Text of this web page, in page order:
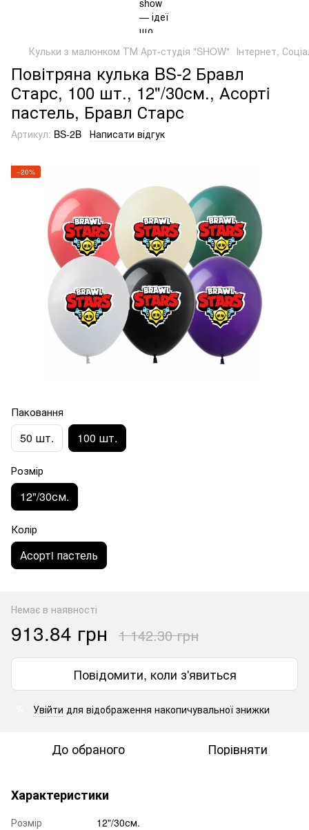
Кульки з малюнком ТМ Арт-студія "SHOW" Інтернет,
Повітряна кулька BS-2 Бравл
Старс, 100 шт., 12"/30см., Асортi
пастель, Бравл Старс
Артикул: BS-2B Написати відгук
−20%
Паковання
50 шт. 100 шт.
Розмір
12"/30см.
Колір
Асортi пастель
Немає в наявності
913.84 грн 1 142.30 грн
Повідомити, коли з'явиться
Увійти для відображення накопичувальної знижки
До обраного Порівняти
Характеристики
Розмір
12"/30см.